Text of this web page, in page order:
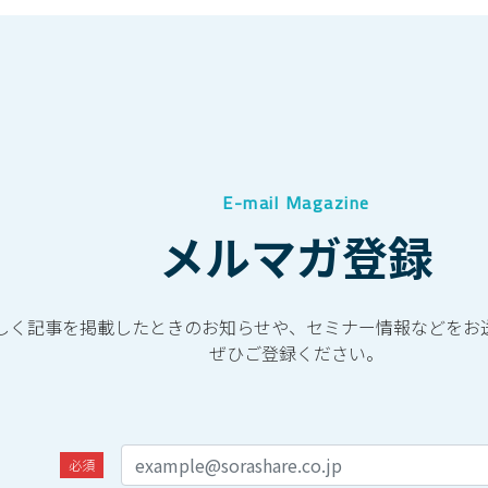
E-mail Magazine
メルマガ登録
く記事を掲載したときのお知らせや、セミナー情報などをお
ぜひご登録ください。
必須